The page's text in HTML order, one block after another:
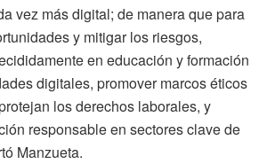
vez más digital; de manera que para
y mitigar los riesgos,
en educación y formación
digitales, promover marcos éticos
los derechos laborales, y
responsable en sectores clave de
Manzueta.